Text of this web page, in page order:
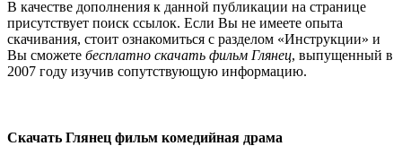
В качестве дополнения к данной публикации на странице
присутствует поиск ссылок. Если Вы не имеете опыта
скачивания, стоит ознакомиться с разделом «Инструкции» и
Вы сможете бесплатно скачать фильм Глянец, выпущенный в
2007 году изучив сопутствующую информацию.
Скачать Глянец фильм комедийная драма